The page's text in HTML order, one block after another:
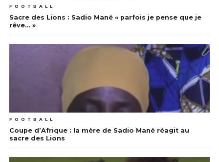
FOOTBALL
Sacre des Lions : Sadio Mané « parfois je pense que je
rêve… »
FOOTBALL
Coupe d’Afrique : la mère de Sadio Mané réagit au
sacre des Lions